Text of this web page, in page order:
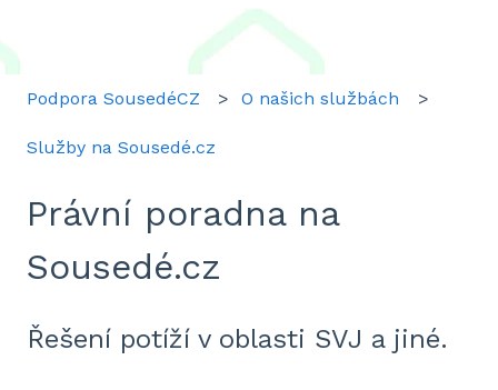
Podpora SousedéCZ O našich službách
Služby na Sousedé.cz
Právní poradna na
Sousedé.cz
Řešení potíží v oblasti SVJ a jiné.